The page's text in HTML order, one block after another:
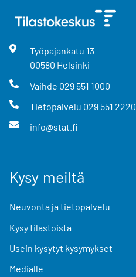
Työpajankatu 13
00580 Helsinki
Vaihde 029 551 1000
Tietopalvelu 029 551 2220
info@stat.fi
Kysy meiltä
Neuvonta ja tietopalvelu
Kysy tilastoista
Usein kysytyt kysymykset
Medialle